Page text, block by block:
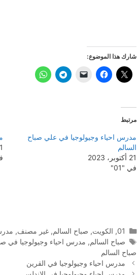
شارك هذا الموضوع:
مرتبط
مدرس احياء وجيولوجيا في علي صباح
السالم
21 أكتوبر، 2023
في "01"
21
التصنيفات
01
, الكويت, صباح السالم, غير مصنف,
الوسوم
صباح السالم, مدرس احياء وجيولوجيا في
صباح السالم
مدرس احياء وجيولوجيا في القرين